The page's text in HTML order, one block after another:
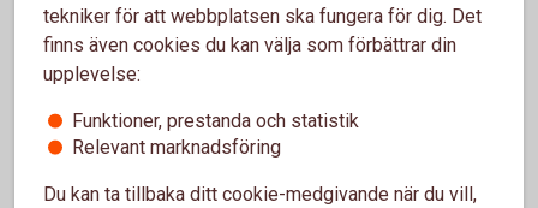
Vilka marknader är möjliga att handla på?
Hur börjar jag handla?
tekniker för att webbplatsen ska fungera för dig. Det
finns även cookies du kan välja som förbättrar din
upplevelse:
Funktioner, prestanda och statistik
Relevant marknadsföring
Du kan ta tillbaka ditt cookie-medgivande när du vill,